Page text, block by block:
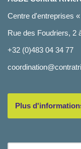
Centre d'entreprises
Rue des Foudriers, 2
+32 (0)483 04 34 77
Plus